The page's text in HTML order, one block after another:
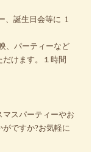
、誕生日会等に 1
、パーティーなど
けます。１時間
スパーティーやお
ですか?お気軽に